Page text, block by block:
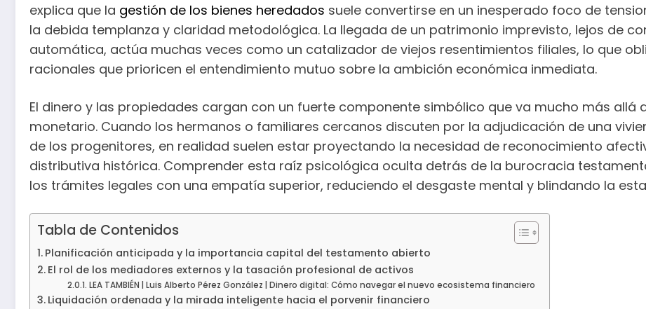
explica que la gestión de los bienes heredados suele convertirse en un inesperado foco de
la debida templanza y claridad metodológica. La llegada de un patrimonio imprevisto, lejos de
automática, actúa muchas veces como un catalizador de viejos resentimientos filiales, lo que
racionales que prioricen el entendimiento mutuo sobre la ambición económica inmediata.
El dinero y las propiedades cargan con un fuerte componente simbólico que va mucho más
monetario. Cuando los hermanos o familiares cercanos discuten por la adjudicación de una
de los progenitores, en realidad suelen estar proyectando la necesidad de reconocimiento
distributiva histórica. Comprender esta raíz psicológica oculta detrás de la burocracia
los trámites legales con una empatía superior, reduciendo el desgaste mental y blindando la
Tabla de Contenidos
Planificación anticipada y la importancia capital del testamento abierto
El rol de los mediadores externos y la tasación profesional de activos
LEA TAMBIÉN | Luis Alberto Pérez González | Dinero digital: Cómo navegar el nuevo ecosistema financiero
Liquidación ordenada y la mirada inteligente hacia el porvenir financiero